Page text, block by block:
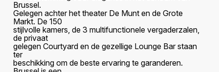
Brussel.
Gelegen achter het theater De Munt en de Grote
Markt. De 150
stijlvolle kamers de 3 multifunctionele vergaderzalen,
de privaat
gelegen Courtyard en de gezellige Lounge Bar staan
ter
beschikking om de beste ervaring te garanderen.